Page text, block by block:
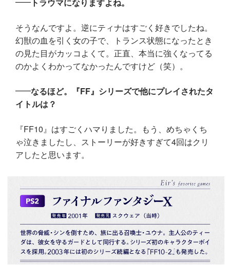
そうなんですよ。逆にティナはすごく好きでしたね。
幻獣の血を引く女の子で、トランス状態になったとき
の見た目がカッコよくて。正直、本当に強くなってる
のかよくわかってなかったんですけど（笑）。
なるほど。『FF』シリーズで他にプレイされたタ
イトルは？
『FF10』はすごくハマりました。もう、めちゃくち
ゃ泣きましたし、ストーリーが好きすぎて4回はクリ
アしたと思います。